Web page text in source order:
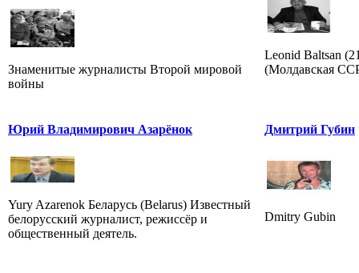
Знаменитые журналисты Второй мировой
войны
Leonid Baltsan
(Молдавская
Юрий Владимирович Азарёнок
Yury Azarenok Беларусь (Belarus) Известный
белорусский журналист, режиссёр и
общественный деятель.
Дмитрий Губин
Dmitry Gubin